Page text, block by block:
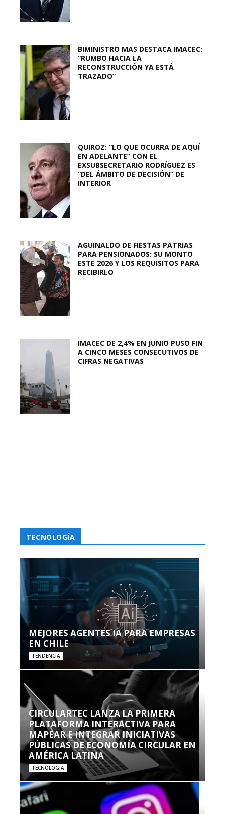
BIMINISTRO MAS DESTACA IMACEC:
“RUMBO HACIA LA
RECONSTRUCCIÓN YA ESTÁ
TRAZADO”
QUIROZ: “LO QUE OCURRA DE AQUÍ
EN ADELANTE” CON EL
EXSUBSECRETARIO RODRÍGUEZ ES
“DEL ÁMBITO DE DECISIÓN” DE
INTERIOR
AGUINALDO DE FIESTAS PATRIAS
PARA PENSIONADOS: SU MONTO
ESTE 2026 Y LOS REQUISITOS PARA
RECIBIRLO
IMACEC DE 2,4% EN JUNIO PUSO FIN
A CINCO MESES CONSECUTIVOS DE
CIFRAS NEGATIVAS
TECNOLOGÍA
MEJORES AGENTES IA PARA EMPRESAS
EN CHILE
TENDENCIA
CIRCULARTEC LANZA LA PRIMERA
PLATAFORMA INTERACTIVA PARA
MAPEAR E INTEGRAR INICIATIVAS
PÚBLICAS DE ECONOMÍA CIRCULAR EN
AMÉRICA LATINA
TECNOLOGÍA